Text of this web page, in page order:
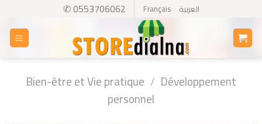
content
✆ 0553706062 Français العربية
Bien-être et Vie pratique / Développement
personnel